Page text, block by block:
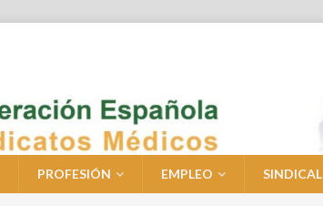
PROFESIÓN EMPLEO SINDICAL